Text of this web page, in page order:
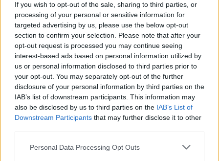
If you wish to opt-out of the sale, sharing to third parties, or
processing of your personal or sensitive information for
targeted advertising by us, please use the below opt-out
section to confirm your selection. Please note that after your
opt-out request is processed you may continue seeing
interest-based ads based on personal information utilized by
us or personal information disclosed to third parties prior to
your opt-out. You may separately opt-out of the further
disclosure of your personal information by third parties on the
IAB’s list of downstream participants. This information may
also be disclosed by us to third parties on the IAB’s List of
Downstream Participants that may further disclose it to other
Please note that this website/app uses one or more Google
Personal Data Processing Opt Outs
Παρασκευή, 09 Οκτωβρίου 2009, 17:50
Έρευνα ενοχοποιεί ρετροϊό για τη χρόνια
κόπωση
Ένας ιός που πρόσφατα συνδέθηκε με τον καρκίνο του
προστάτη αποτελεί τον νέο ύποπτο στο Σύνδρομο χρόνιας